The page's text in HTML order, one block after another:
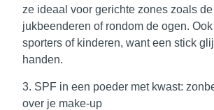
ze ideaal voor gerichte zones zoals
jukbeenderen of rondom de ogen.
sporters of kinderen, want een stick
handen.
3. SPF in een poeder met kwast:
over je make-up